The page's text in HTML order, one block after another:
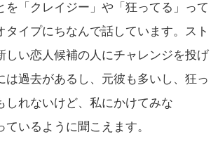
を「クレイジー」や「狂ってる」って
タイプにちなんで話しています。スト
しい恋人候補の人にチャレンジを投げ
は過去があるし、元彼も多いし、狂っ
しれないけど、私にかけてみな
いるように聞こえます。